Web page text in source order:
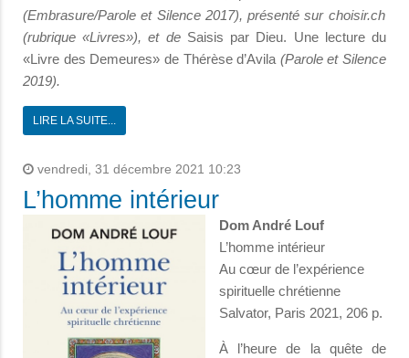
(Embrasure/Parole et Silence 2017), présenté sur choisir.ch
(rubrique «Livres»), et de Saisis par Dieu. Une lecture du
«Livre des Demeures» de Thérèse d’Avila(Parole et Silence
2019).
LIRE LA SUITE...
vendredi, 31 décembre 2021 10:23
L’homme intérieur
Dom André Louf
L’homme intérieur
Au cœur de l’expérience
spirituelle chrétienne
Salvator, Paris 2021, 206 p.
À l’heure de la quête de